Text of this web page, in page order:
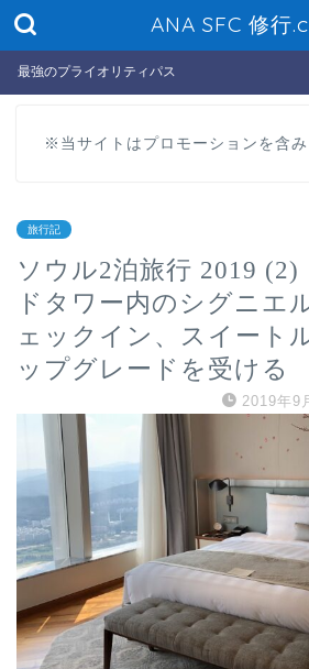
ANA SFC 修行
最強のプライオリティパス
※当サイトはプロモーションを含み
旅行記
ソウル2泊旅行 2019
ドタワー内のシグニエ
ェックイン、スイート
ップグレードを受ける
2019年9